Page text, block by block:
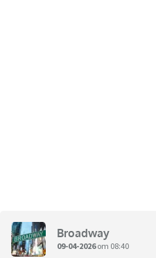
Broadway
09-04-2026om 08:40